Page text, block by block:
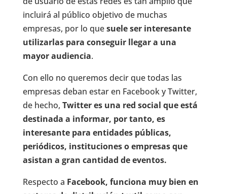
incluirá al público objetivo de muchas
empresas, por lo quesuele ser interesante
utilizarlas para conseguir llegar a una
mayor audiencia.
Con ello no queremos decir que todas las
empresas deban estar en Facebook y Twitter,
de hecho, Twitter es una red social que está
destinada a informar, por tanto, es
interesante para entidades públicas,
periódicos, instituciones o empresas que
asistan a gran cantidad de eventos.
Respecto a Facebook, funciona muy bien en